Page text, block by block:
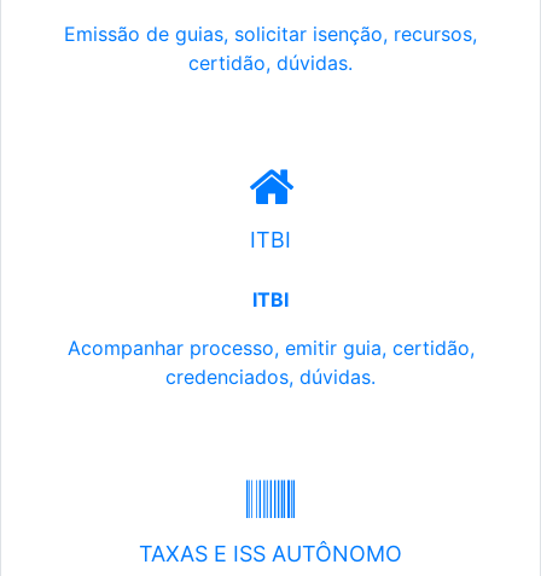
Emissão de guias, solicitar isenção, recursos,
certidão, dúvidas.
ITBI
ITBI
Acompanhar processo, emitir guia, certidão,
credenciados, dúvidas.
TAXAS E ISS AUTÔNOMO